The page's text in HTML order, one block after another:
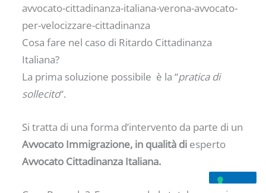
avvocato-cittadinanza-italiana-verona-avvocato-
per-velocizzare-cittadinanza
Cosa fare nel caso di Ritardo Cittadinanza
Italiana?
La prima soluzione possibile è la “pratica di
sollecito“.
Si tratta di una forma d’intervento da parte di un
Avvocato Immigrazione, in qualità di esperto
Avvocato Cittadinanza Italiana.